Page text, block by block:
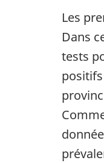
Les
Dans
tests